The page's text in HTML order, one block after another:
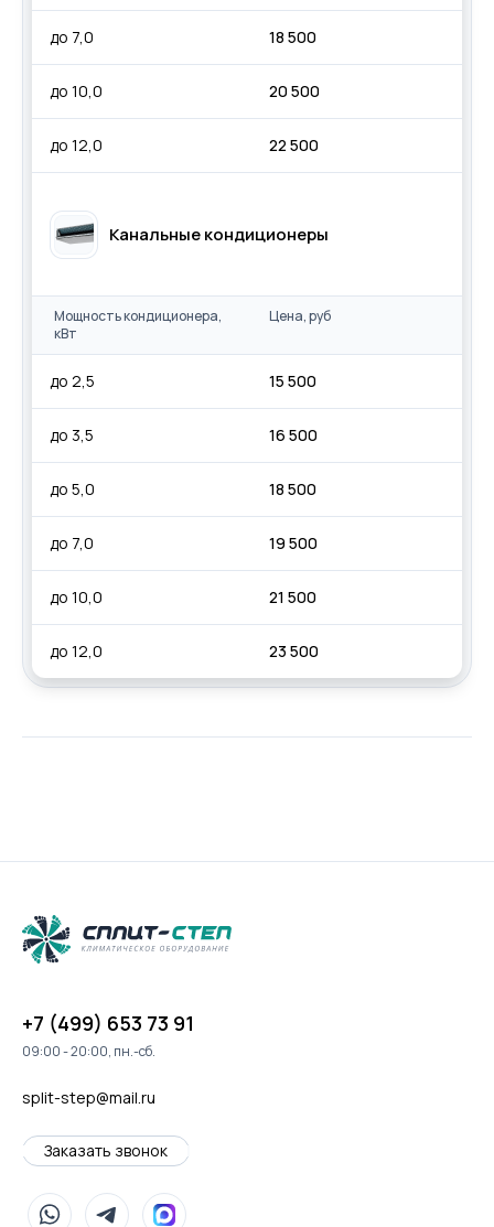
до 7,0 18 500
до 10,0 20 500
до 12,0 22 500
Канальные кондиционеры
Мощность кондиционера,
кВт
Цена, руб
до 2,5 15 500
до 3,5 16 500
до 5,0 18 500
до 7,0 19 500
до 10,0 21 500
до 12,0 23 500
+7 (499) 653 73 91
09:00 - 20:00, пн.-сб.
split-step@mail.ru
Заказать звонок